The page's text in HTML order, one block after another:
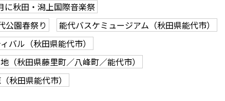
秋田・潟上国際音楽祭
公園春祭り
能代バスケミュージアム（秋田県能代市）
バル（秋田県能代市）
（秋田県藤里町／八峰町／能代市）
秋田県能代市）